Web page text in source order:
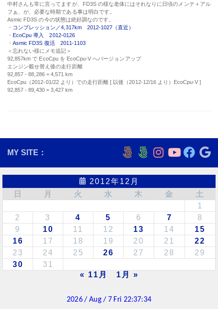
中村さんも常に言ってますが、FD3S の様な老体にはそれなりに日頃のメンテ＋アル
フぁ、が、必要な時期である事は明白です。
Asmic FD3S の今の状態は絶好調なのです。
・ コンプレッション／4,317km 2012-1027（直近）
・ EcoCpu 導入 2012-0126
・Asmic FD3S 復活 2011-1103
＜忘れない様にメモ追記＞
92,857km で EcoCpu を EcoCpu-V へバージョンアップ
エンジン載せ替え後の走行距離
92,857 - 88,286 = 4,571 km
EcoCpu（2012-01/22 より）での走行距離 [ 以後（2012-12/16 より）EcoCpu-V ]
92,857 - 89,430 = 3,427 km
MY SITE：
2012年12月
日
月 火 水 木 金
土
1
2
3 4 5 6 7
8
9
10 11 12 13 14
15
16
17 18 19 20 21
22
23
24 25 26 27 28
29
30
31
« 11月
1月 »